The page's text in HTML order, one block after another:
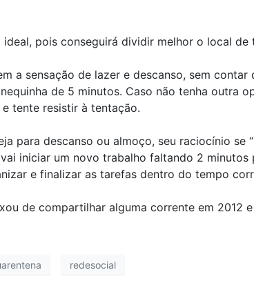
pois conseguirá dividir melhor o local de
a sensação de lazer e descanso, sem contar
de 5 minutos. Caso não tenha outra
tente resistir à tentação.⠀
para descanso ou almoço, seu raciocínio se
iniciar um novo trabalho faltando 2 minutos
e finalizar as tarefas dentro do tempo
de compartilhar alguma corrente em 2012 e
redesocial